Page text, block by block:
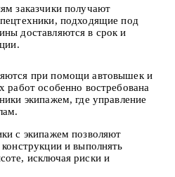
заказчики получают
подходящие под
доставляются в срок и
при помощи автовышек и
работ особенно востребована
экипажем, где управление
с экипажем позволяют
и выполнять
исключая риски и